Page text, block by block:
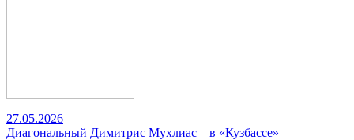
27.05.2026
Диагональный Димитрис Мухлиас – в «Кузбассе»